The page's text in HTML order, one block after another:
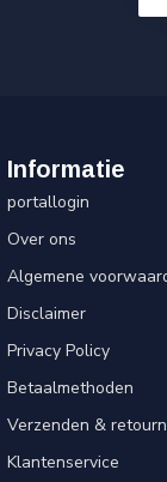
Informatie
portallogin
Over ons
Algemene
Disclaimer
Privacy Policy
Betaalmethoden
Verzenden &
Klantenservice